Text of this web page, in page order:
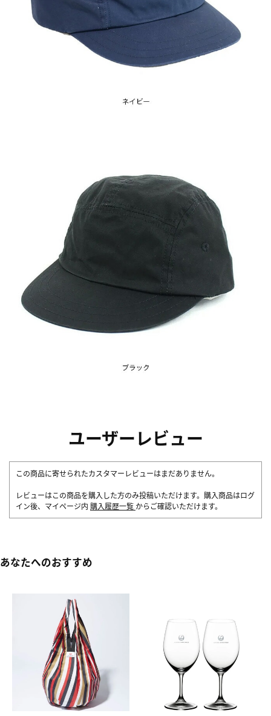
ユーザーレビュー
この商品に寄せられたカスタマーレビューはまだありません。
レビューはこの商品を購入した方のみ投稿いただけます。購入商品はログ
イン後、マイページ内 購入履歴一覧 からご確認いただけます。
あなたへのおすすめ